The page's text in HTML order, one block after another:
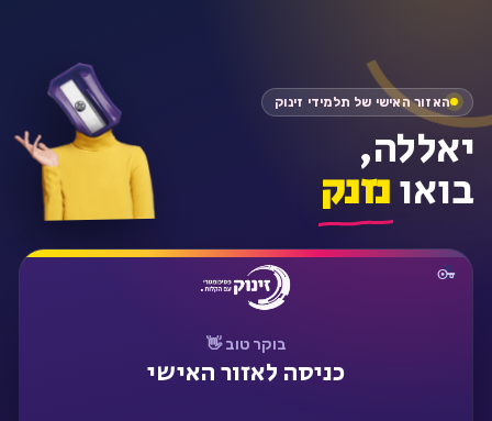
בוקר טוב 👋
כניסה לאזור האישי
האזור האישי של תלמידי זינוק
יאללה,
בואונזנק